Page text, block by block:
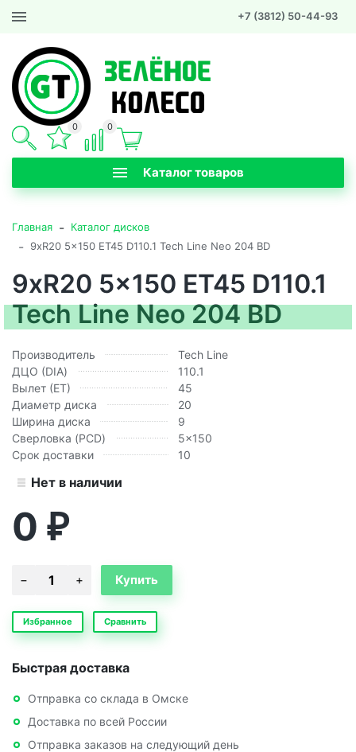
+7 (3812) 50-44-93
Каталог товаров
0 0
Главная - Каталог дисков
- 9xR20 5x150 ET45 D110.1 Tech Line Neo 204 BD
9xR20 5x150 ET45 D110.1
Tech Line Neo 204 BD
Производитель
Tech Line
ДЦО (DIA)
110.1
Вылет (ЕТ)
45
Диаметр диска
20
Ширина диска
9
Сверловка (PCD)
5x150
Срок доставки
10
Нет в наличии
0 ₽
Избранное Сравнить
Быстрая доставка
Отправка со склада в Омске
Доставка по всей России
Отправка заказов на следующий день